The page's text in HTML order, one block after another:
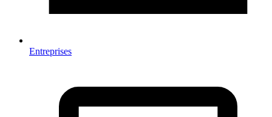
Entreprises